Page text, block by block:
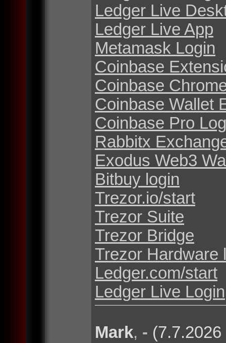
Ledger Live
Ledger Live App
Metamask Login
Coinbase
Coinbase
Coinbase Wallet
Coinbase Pro
Rabbitx
Exodus Web3
Bitbuy login
Trezor.io/start
Trezor Suite
Trezor Bridge
Trezor Hardware
Ledger.com/start
Ledger Live Login
Mark, -